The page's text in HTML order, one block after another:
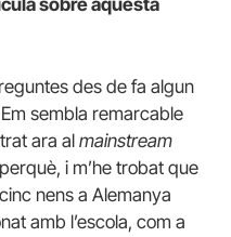
des de fa algun
sembla remarcable
ara al mainstream
i m’he trobat que
nens a Alemanya
amb l’escola, com a